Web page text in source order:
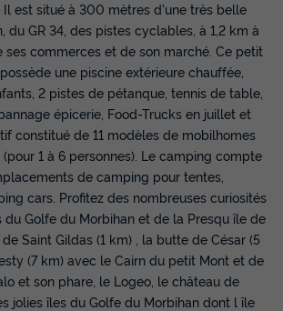
Enfants Chambres
2
Salle de bain
Cafetière
Réfrigérateur
Micro-ondes
- O'Hara 734T (samedi)
au19/09/2026
7 nuits
374 €
est situé à 300 mètres d'une très belle
du GR 34, des pistes cyclables, à 1,2 km à
ses commerces et de son marché. Ce petit
une piscine extérieure chauffée,
2 pistes de pétanque, tennis de table,
épicerie, Food-Trucks en juillet et
constitué de 11 modèles de mobilhomes
1 à 6 personnes). Le camping compte
de camping pour tentes,
cars. Profitez des nombreuses curiosités
Golfe du Morbihan et de la Presqu île de
Saint Gildas (1 km) , la butte de César (5
(7 km) avec le Cairn du petit Mont et de
et son phare, le Logeo, le château de
jolies îles du Golfe du Morbihan dont l île